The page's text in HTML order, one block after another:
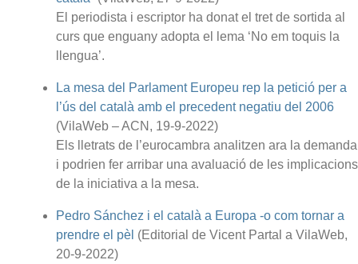
El periodista i escriptor ha donat el tret de sortida al
curs que enguany adopta el lema ‘No em toquis la
llengua’.
La mesa del Parlament Europeu rep la petició per a
l’ús del català amb el precedent negatiu del 2006
(VilaWeb – ACN, 19-9-2022)
Els lletrats de l’eurocambra analitzen ara la demanda
i podrien fer arribar una avaluació de les implicacions
de la iniciativa a la mesa.
Pedro Sánchez i el català a Europa -o com tornar a
prendre el pèl (Editorial de Vicent Partal a VilaWeb,
20-9-2022)